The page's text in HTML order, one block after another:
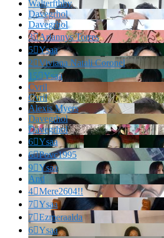
Walterfthhy
Davegrhol
Davegrhol
3Ariannys Torres
5Ysaa
2Viviana Natali Coronel
15Ysaa
Cvril
Cvril
Alexis Myers
Davegrhol
Davegrhol
6Ysaa
6Povc1995
9Ysaa
And
4Mere2604!!
7Ysaa
7Ezmeraalda
6Ysaa